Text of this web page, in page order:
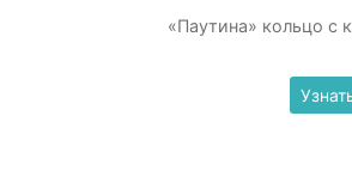
«Паутина» кольцо с